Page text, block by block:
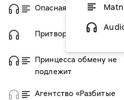
Опасная пара для
Притворись моей
Принцесса обмену не
подлежит
Агентство «Разбитые